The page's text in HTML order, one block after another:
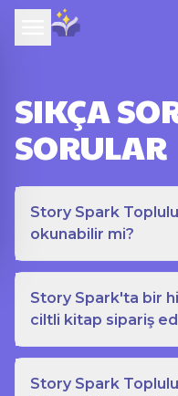
SIKÇA
SORULAR
Story Spark
okunabilir mi?
Story Spark'ta bir
ciltli kitap sipariş
Story Spark